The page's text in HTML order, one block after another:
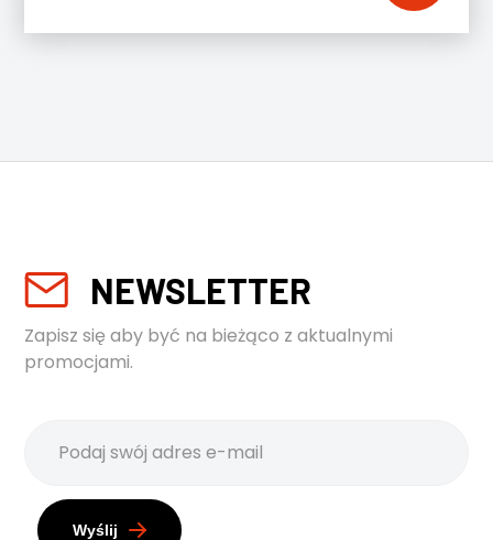
NEWSLETTER
Zapisz się aby być na bieżąco z aktualnymi
promocjami.
Wyślij